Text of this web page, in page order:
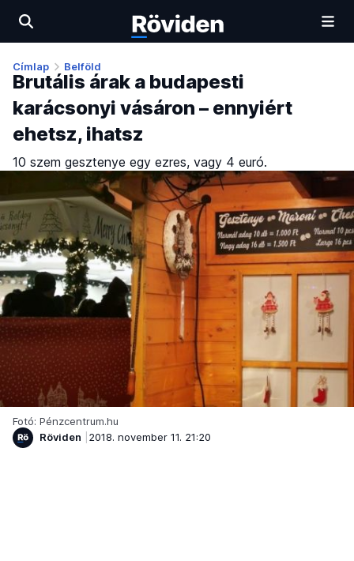
Címlap Belföld
Brutális árak a budapesti
karácsonyi vásáron – ennyiért
ehetsz, ihatsz
10 szem gesztenye egy ezres, vagy 4 euró.
Fotó: Pénzcentrum.hu
Röviden
2018. november 11. 21:20